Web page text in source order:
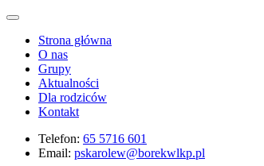
Strona główna
O nas
Grupy
Aktualności
Dla rodziców
Kontakt
Telefon: 65 5716 601
Email: pskarolew@borekwlkp.pl